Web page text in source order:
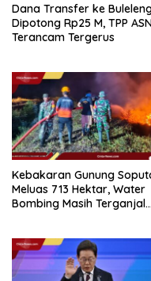
Dana Transfer ke
Dipotong Rp25 M, TPP
Terancam Tergerus
Kebakaran Gunung
Meluas 713 Hektar, Water
Bombing Masih Terganjal